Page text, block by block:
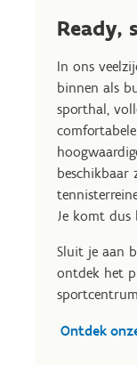
Ready,
In ons
binnen als
sporthal,
beschikbaar
Je komt dus
Sluit je aan
ontdek het
Ontdek